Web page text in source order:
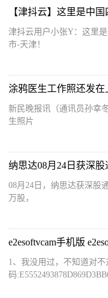
津抖云用户小张Y：这里
市-天津！
新民晚报讯（通讯员孙幸
生照片
纳思达08月24日获深股
08月24日，纳思达获深股
万股，
e2esoftvcam手机版
1、我没用过，不知道对
码